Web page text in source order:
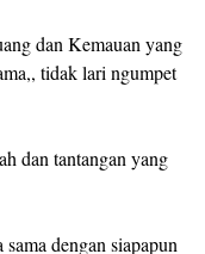
dan Kemauan yang
tidak lari ngumpet
dan tantangan yang
dengan siapapun